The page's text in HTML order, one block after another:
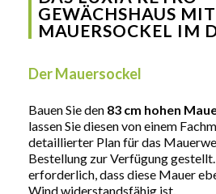
GEWÄCHSHAUS MIT
MAUERSOCKEL IM
Der Mauersockel
Bauen Sie den 83 cm hohen
lassen Sie diesen von einem
detaillierter Plan für das
Bestellung zur Verfügung
erforderlich, dass diese Mauer
Wind widerstandsfähig ist.